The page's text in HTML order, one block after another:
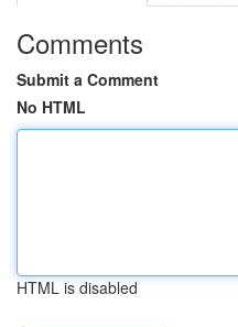
Comments
Submit a Comment
No HTML
HTML is disabled